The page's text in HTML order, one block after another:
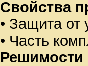
Свойства
• Защита от
• Часть
Решимости